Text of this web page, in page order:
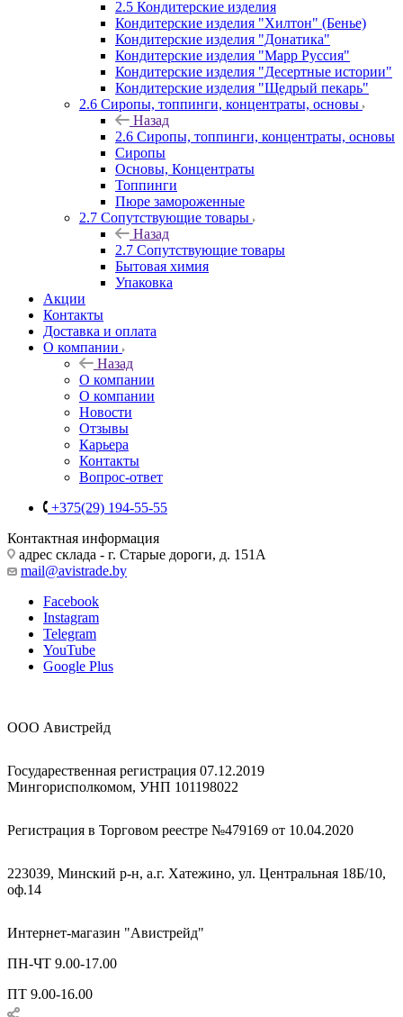
2.5 Кондитерские изделия
Кондитерские изделия "Хилтон" (Бенье)
Кондитерские изделия "Донатика"
Кондитерские изделия "Марр Руссия"
Кондитерские изделия "Десертные истории"
Кондитерские изделия "Щедрый пекарь"
2.6 Сиропы, топпинги, концентраты, основы
Назад
2.6 Сиропы, топпинги, концентраты, основы
Сиропы
Основы, Концентраты
Топпинги
Пюре замороженные
2.7 Сопутствующие товары
Назад
2.7 Сопутствующие товары
Бытовая химия
Упаковка
Акции
Контакты
Доставка и оплата
О компании
Назад
О компании
О компании
Новости
Отзывы
Карьера
Контакты
Вопрос-ответ
+375(29) 194-55-55
Контактная информация
адрес склада - г. Старые дороги, д. 151А
mail@avistrade.by
Facebook
Instagram
Telegram
YouTube
Google Plus
ООО Авистрейд
Государественная регистрация 07.12.2019
Мингорисполкомом, УНП 101198022
Регистрация в Торговом реестре №479169 от 10.04.2020
223039, Минский р-н, а.г. Хатежино, ул. Центральная 18Б/10,
оф.14
Интернет-магазин "Авистрейд"
ПН-ЧТ 9.00-17.00
ПТ 9.00-16.00